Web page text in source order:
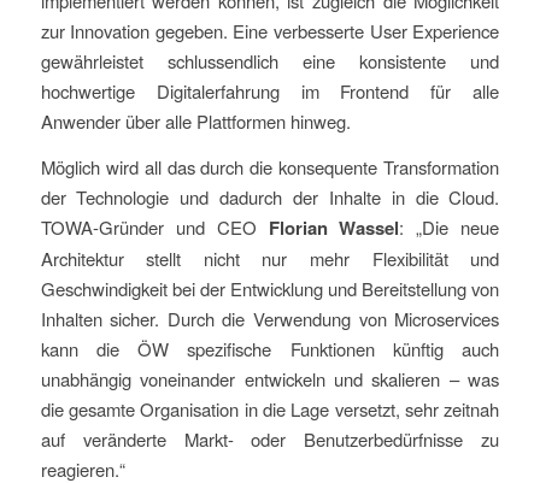
zur Innovation gegeben. Eine verbesserte User Experience
gewährleistet schlussendlich eine konsistente und
hochwertige Digitalerfahrung im Frontend für alle
Anwender über alle Plattformen hinweg.
Möglich wird all das durch die konsequente Transformation
der Technologie und dadurch der Inhalte in die Cloud.
TOWA-Gründer und CEO Florian Wassel: „Die neue
Architektur stellt nicht nur mehr Flexibilität und
Geschwindigkeit bei der Entwicklung und Bereitstellung von
Inhalten sicher. Durch die Verwendung von Microservices
kann die ÖW spezifische Funktionen künftig auch
unabhängig voneinander entwickeln und skalieren – was
die gesamte Organisation in die Lage versetzt, sehr zeitnah
auf veränderte Markt- oder Benutzerbedürfnisse zu
reagieren.“